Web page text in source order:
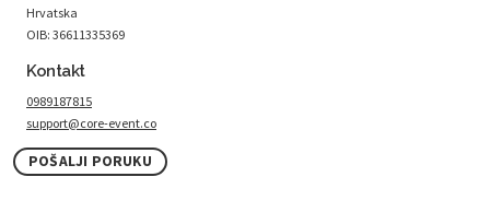
Hrvatska
OIB: 36611335369
Kontakt
0989187815
support@core-event.co
POŠALJI PORUKU